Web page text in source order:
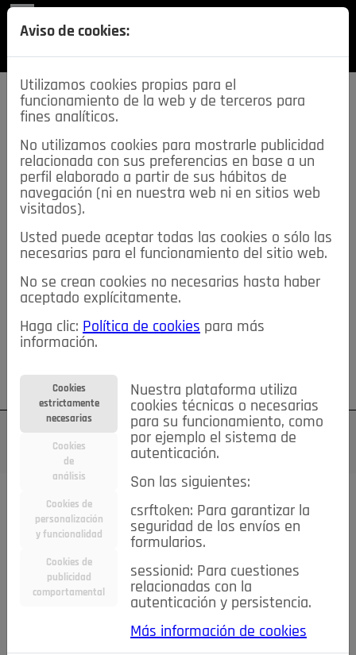
SECCIONES
descarga esta
REVISTA
≡NOTICIAS
NOTICIAS SERVICIOS DE INTERÉS
TABLÓN DE ANUNCIOS MIS ANUNCIOS CONTACTO
NOSOTROS
Su cuenta Regístrese ¿Olvidó su contraseña?
TODAS Deporte Bicicletas Deportes y Ocio
Electrodomésticos
Niños y Bebés Inmobiliaria Construcción y Reformas
Moda Accesorios Ropa Motor
Motor y Accesorios Motos Ocio
Aviso de cookies:
Utilizamos cookies propias para el
funcionamiento de la web y de terceros para
fines analíticos.
No utilizamos cookies para mostrarle publicidad
relacionada con sus preferencias en base a un
perfil elaborado a partir de sus hábitos de
navegación (ni en nuestra web ni en sitios web
visitados).
Usted puede aceptar todas las cookies o sólo las
necesarias para el funcionamiento del sitio web.
No se crean cookies no necesarias hasta haber
aceptado explícitamente.
Haga clic: Política de cookies para más
información.
Cookies
estrictamente
necesarias
Cookies
de
análisis
Cookies de
personalización
y funcionalidad
Cookies de
publicidad
comportamental
Nuestra plataforma utiliza
cookies técnicas o necesarias
para su funcionamiento, como
por ejemplo el sistema de
autenticación.
Son las siguientes:
csrftoken: Para garantizar la
seguridad de los envíos en
formularios.
sessionid: Para cuestiones
relacionadas con la
autenticación y persistencia.
Más información de cookies